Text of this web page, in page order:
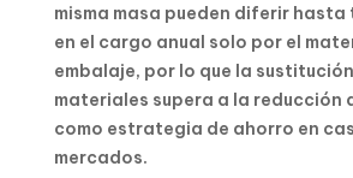
misma masa pueden diferir hasta
en el cargo anual solo por el
embalaje, por lo que la
materiales supera a la reducción
como estrategia de ahorro en
mercados.